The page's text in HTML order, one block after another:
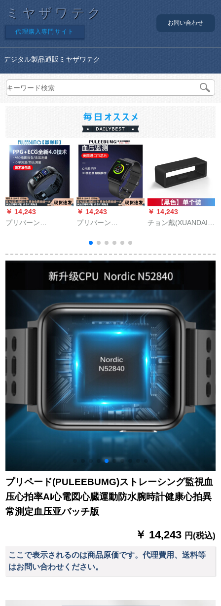
ミヤザワテク
代理購入専門サイト
お問い合わせ
デジタル製品通販ミヤザワテク
￥ 14,243
プリバーン
リットライト心電図
測定脈拍男女健康ア
PES 4.0技術/測定は
正しい】
￥ 14,243
プリバーン
ト血压手轮多机能动
心拍数心電図健康手
ァァァァァ·ウェルシ
ト版
￥ 14,243
チョン戴(XUANDAI)
ットブロック知能运
アクアリー交换腕腕
付オリジナ部
プリペード(PULEEBUMG)ストレーシング監視血
压心拍率AI心電図心臓運動防水腕時計健康心拍異
常測定血压亚バッチ版
￥ 14,243 円(税込)
ここで表示されるのは商品原価です。代理費用、送料等
はお問い合わせください。